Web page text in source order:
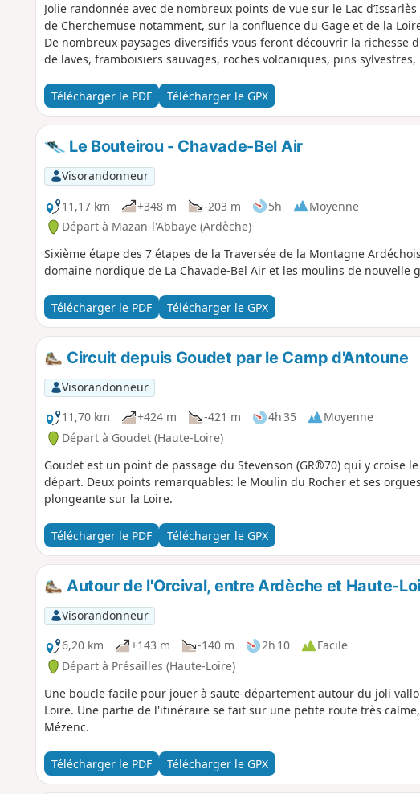
Jolie randonnée avec de nombreux points de vue sur le Lac
de Cherchemuse notamment, sur la confluence du Gage et de la
De nombreux paysages diversifiés vous feront découvrir la richesse
de laves, framboisiers sauvages, roches volcaniques, pins sylvestres,
Télécharger le PDF Télécharger le GPX
Le Bouteirou - Chavade-Bel Air
Visorandonneur
11,17 km
+348 m -203 m 5h
Moyenne
Départ à Mazan-l'Abbaye (Ardèche)
Sixième étape des 7 étapes de la Traversée de la Montagne
domaine nordique de La Chavade-Bel Air et les moulins de nouvelle
Télécharger le PDF Télécharger le GPX
Circuit depuis Goudet par le Camp d'Antoune
Visorandonneur
11,70 km
+424 m -421 m 4h 35
Moyenne
Départ à Goudet (Haute-Loire)
Goudet est un point de passage du Stevenson (GR®70) qui y croise
départ. Deux points remarquables: le Moulin du Rocher et ses
plongeante sur la Loire.
Télécharger le PDF Télécharger le GPX
Autour de l'Orcival, entre Ardèche et Haute-
Visorandonneur
6,20 km
+143 m -140 m 2h 10
Facile
Départ à Présailles (Haute-Loire)
Une boucle facile pour jouer à saute-département autour du joli
Loire. Une partie de l'itinéraire se fait sur une petite route très
Mézenc.
Télécharger le PDF Télécharger le GPX